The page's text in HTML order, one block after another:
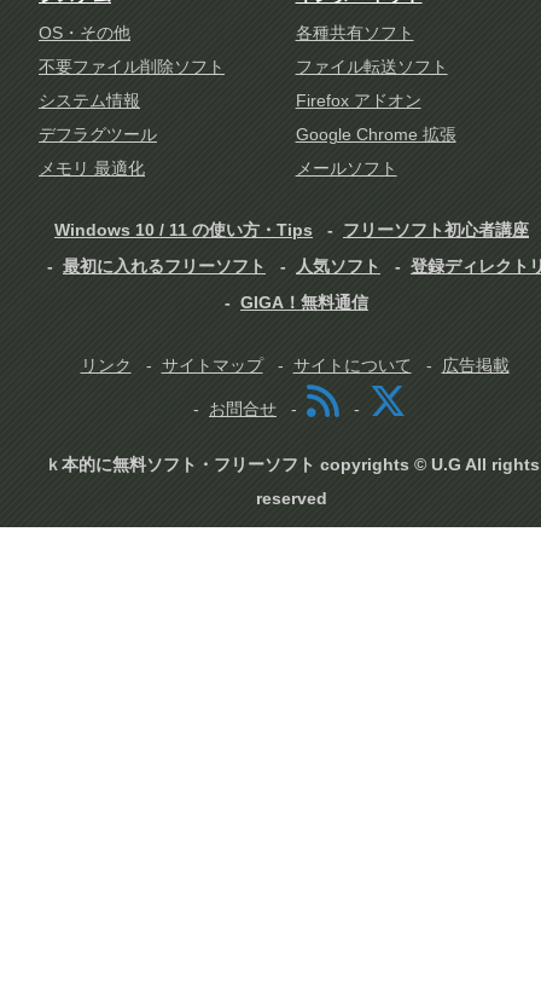
OS・その他
不要ファイル削除ソフト
システム情報
デフラグツール
メモリ 最適化
各種共有ソフト
ファイル転送ソフト
Firefox アドオン
Google Chrome 拡張
メールソフト
Windows 10 / 11 の使い方・Tips
フリーソフト初心者講座
最初に入れるフリーソフト
人気ソフト
登録ディレクト
GIGA！無料通信
リンク サイトマップ サイトについて 広告掲載
お問合せ
ｋ本的に無料ソフト・フリーソフト copyrights © U.G All rights
reserved